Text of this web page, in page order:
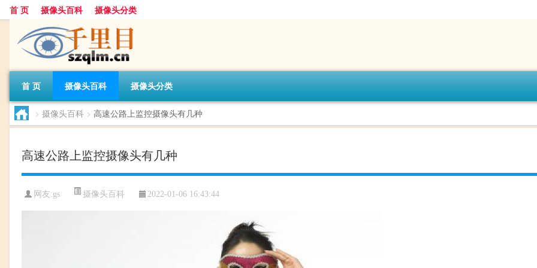
首 页 摄像头百科 摄像头分类
首 页 摄像头百科 摄像头分类
> 摄像头百科 > 高速公路上监控摄像头有几种
高速公路上监控摄像头有几种
网友:gs 摄像头百科 2022-01-06 16:43:44